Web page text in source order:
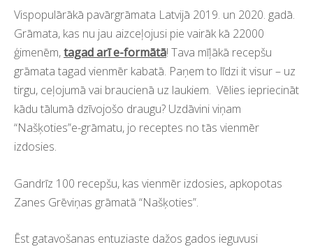
Vispopulārākā pavārgrāmata Latvijā 2019. un 2020. gadā.
Grāmata, kas nu jau aizceļojusi pie vairāk kā 22000
ģimenēm,tagad arī e-formātā! Tava mīļākā recepšu
grāmata tagad vienmēr kabatā. Paņem to līdzi it visur – uz
tirgu, ceļojumā vai braucienā uz laukiem. Vēlies iepriecināt
kādu tālumā dzīvojošo draugu? Uzdāvini viņam
“Našķoties”e-grāmatu, jo receptes no tās vienmēr
izdosies.
Gandrīz 100 recepšu, kas vienmēr izdosies, apkopotas
Zanes Grēviņas grāmatā “Našķoties”.
Ēst gatavošanas entuziaste dažos gados ieguvusi